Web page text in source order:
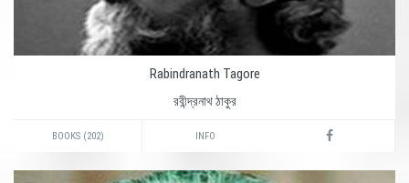
Rabindranath Tagore
রবীন্দ্রনাথ ঠাকুর
BOOKS (202) INFO